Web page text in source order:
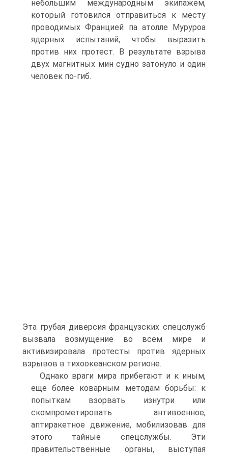
небольшим международным экипажем,
который готовился отправиться к месту
проводимых Францией па атолле Муруроа
ядерных испытаний, чтобы выразить
против них протест. В результате взрыва
двух магнитных мин судно затонуло и один
человек по-гиб.
Эта грубая диверсия французских спецслужб
вызвала возмущение во всем мире и
активизировала протесты против ядерных
взрывов в тихоокеанском регионе.
Однако враги мира прибегают и к иным,
еще более коварным методам борьбы: к
попыткам взорвать изнутри или
скомпрометировать антивоенное,
аптиракетное движение, мобилизовав для
этого тайные спецслужбы. Эти
правительственные органы, выступая